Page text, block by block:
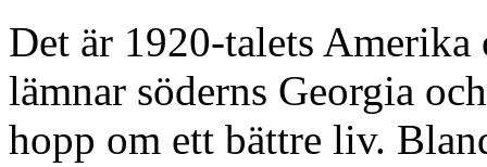
Det är 1920-talets
lämnar söderns Georgia
hopp om ett bättre liv.